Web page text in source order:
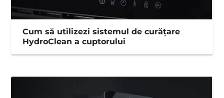
Cum să utilizezi sistemul de curățare
HydroClean a cuptorului